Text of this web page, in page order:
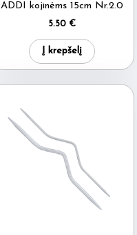
ADDI kojinėms 15cm Nr.2.0
5.50 €
Į krepšelį